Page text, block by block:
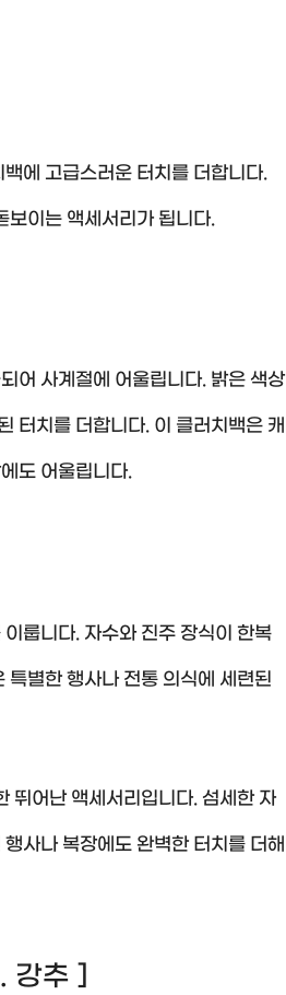
에 고급스러운 터치를 더합니다.
보이는 액세서리가 됩니다.
어 사계절에 어울립니다. 밝은 색상
터치를 더합니다. 이 클러치백은 캐
도 어울립니다.
룹니다. 자수와 진주 장식이 한복
별한 행사나 전통 의식에 세련된
뛰어난 액세서리입니다. 섬세한 자
사나 복장에도 완벽한 터치를 더해
강추 ]